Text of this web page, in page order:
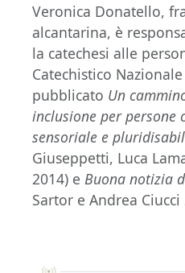
Veronica Donatello,
alcantarina, è
la catechesi alle
Catechistico
pubblicato Un
inclusione per persone
sensoriale e
Giuseppetti, Luca
2014) e Buona notizia
Sartor e Andrea Ciucci